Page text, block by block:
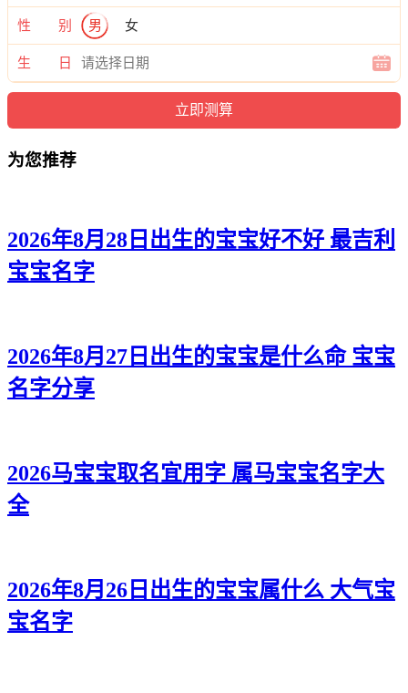
恬曦、冰姝、采思、瑶晓、白秋、影若、影甜、卿紫、悠娅、
洁嫣、俪依、馨馨、影叶、歆娜、梓淼、寄俪、君萌、缘蕊、
颖听、嫣嫣、歆雅、菡桐、蓝榆、萌桂、悦婕、水昕、绮泉、
滢茜、影爱、姗兮、澜爱、雯梵、雨莉、玥梵、朵唯、熙妤、
娇听、朵霄、沛洛、媛慕、卿卿、如语、枫茜。
性 别 男 女
生 日
为您推荐
2026年8月28日出生的宝宝好不好 最吉利
宝宝名字
2026年8月27日出生的宝宝是什么命 宝宝
名字分享
2026马宝宝取名宜用字 属马宝宝名字大
全
2026年8月26日出生的宝宝属什么 大气宝
宝名字